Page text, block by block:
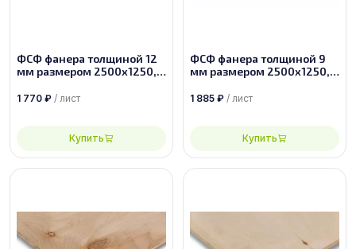
ФСФ фанера толщиной 12
мм размером 2500х1250,
1 770 ₽ / лист
Купить
ФСФ фанера толщиной 9
мм размером 2500х1250,
1 885 ₽ / лист
Купить